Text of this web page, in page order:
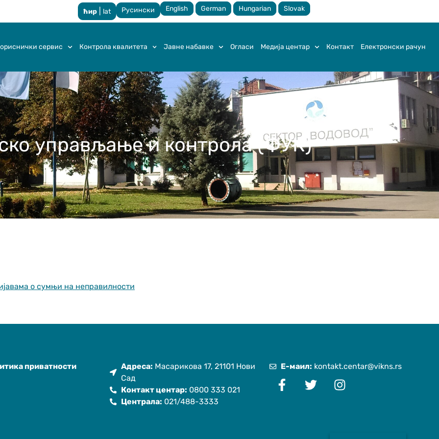
ћир| lat Русински English German Hungarian Slovak
сервис Контрола квалитета Јавне набавке Огласи Медија центар Контакт Електронски рачун
управљање и контрола (ФУК)
о сумњи на неправилности
приватности Адреса: Масарикова 17, 21101 Нови
Сад
Контакт центар: 0800 333 021
Централа: 021/488-3333
Е-маил: kontakt.centar@vikns.rs